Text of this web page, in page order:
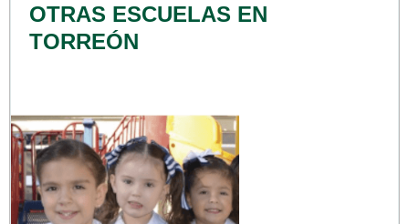
OTRAS ESCUELAS EN
TORREÓN